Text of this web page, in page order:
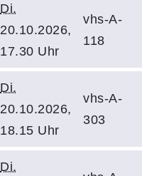
Di.
20.10.2026,
17.30 Uhr
vhs-A-
118
Di.
20.10.2026,
18.15 Uhr
vhs-A-
303
Di.